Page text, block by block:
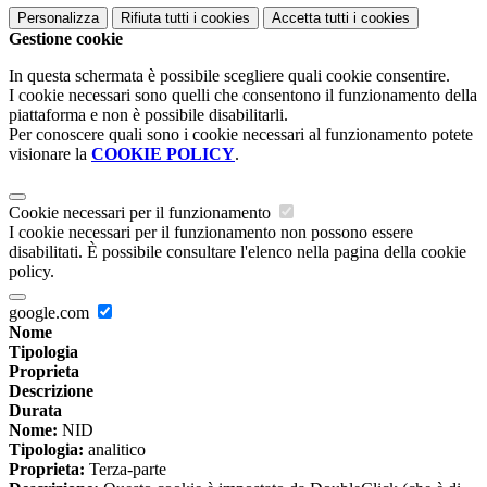
Personalizza Rifiuta tutti i cookies Accetta tutti i cookies
Gestione cookie
In questa schermata è possibile scegliere quali cookie consentire.
I cookie necessari sono quelli che consentono il funzionamento della
piattaforma e non è possibile disabilitarli.
Per conoscere quali sono i cookie necessari al funzionamento potete
visionare la COOKIE POLICY.
Cookie necessari per il funzionamento
I cookie necessari per il funzionamento non possono essere
disabilitati. È possibile consultare l'elenco nella pagina della cookie
policy.
google.com
Nome
Tipologia
Proprieta
Descrizione
Durata
Nome: NID
Tipologia: analitico
Proprieta: Terza-parte